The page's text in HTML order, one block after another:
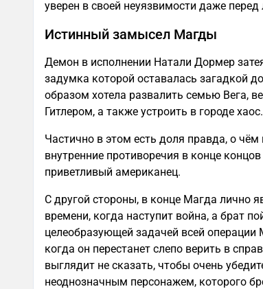
уверен в своей неуязвимости даже
Истинный замысел Магды
Демон в исполнении Натали Дормер
задумка которой оставалась загадкой
образом хотела развалить семью Вега,
Гитлером, а также устроить в городе хаос.
Частично в этом есть доля правда, о
внутренние противоречия в конце
приветливый американец.
С другой стороны, в конце Магда лично
времени, когда наступит война, а брат
целеобразующей задачей всей
когда он перестанет слепо верить в
выглядит не сказать, чтобы очень
неоднозначным персонажем, которого